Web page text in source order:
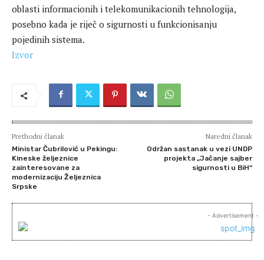
oblasti informacionih i telekomunikacionih tehnologija‭,
posebno kada je riječ o sigurnosti u funkcionisanju
pojedinih sistema.
Izvor
Prethodni članak
Ministar Čubrilović u Pekingu:
Kineske željeznice
zainteresovane za
modernizaciju Željeznica
Srpske
Naredni članak
Održan sastanak u vezi UNDP
projekta „Jačanje sajber
sigurnosti u BiH“
- Advertisement -